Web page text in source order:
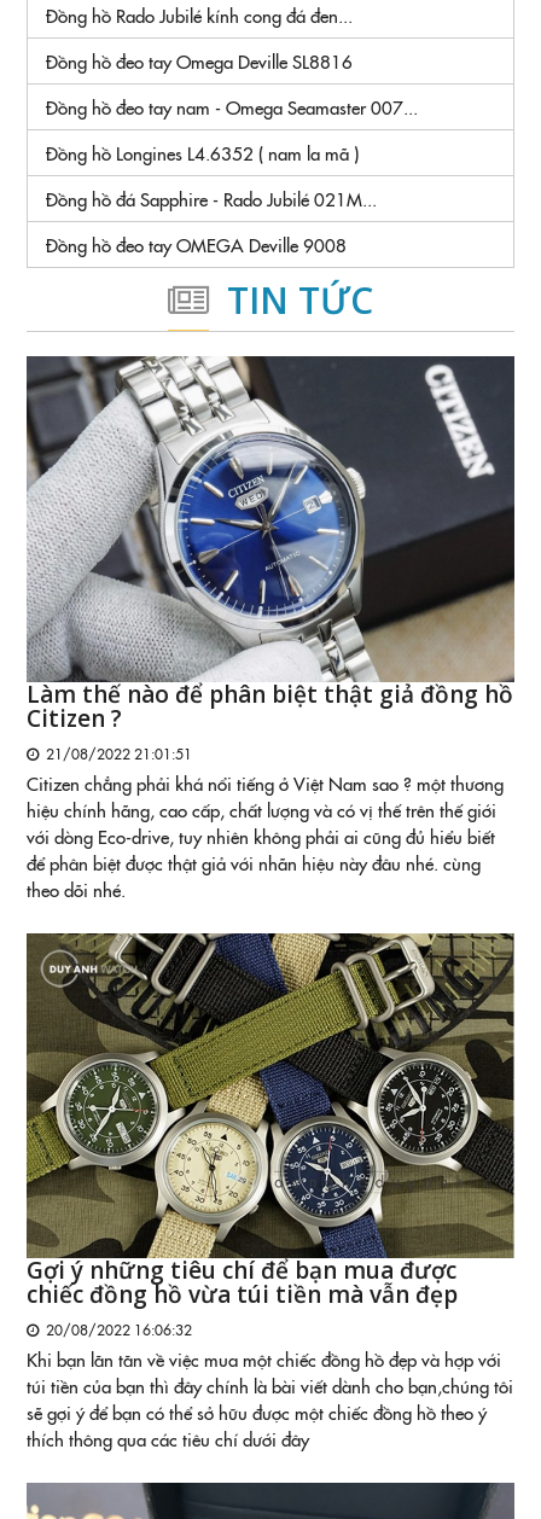
Đồng hồ Rado Jubilé kính cong đá đen...
Đồng hồ đeo tay Omega Deville SL8816
Đồng hồ đeo tay nam - Omega Seamaster 007...
Đồng hồ Longines L4.6352 ( nam la mã )
Đồng hồ đá Sapphire - Rado Jubilé 021M...
Đồng hồ đeo tay OMEGA Deville 9008
TIN TỨC
Làm thế nào để phân biệt thật giả đồng hồ
Citizen ?
21/08/2022 21:01:51
Citizen chẳng phải khá nổi tiếng ở Việt Nam sao ? một thương
hiệu chính hãng, cao cấp, chất lượng và có vị thế trên thế giới
với dòng Eco-drive, tuy nhiên không phải ai cũng đủ hiểu biết
để phân biệt được thật giả với nhãn hiệu này đâu nhé. cùng
theo dõi nhé.
Gợi ý những tiêu chí để bạn mua được
chiếc đồng hồ vừa túi tiền mà vẫn đẹp
20/08/2022 16:06:32
Khi bạn lăn tăn về việc mua một chiếc đồng hồ đẹp và hợp với
túi tiền của bạn thì đây chính là bài viết dành cho bạn,chúng tôi
sẽ gợi ý để bạn có thể sở hữu được một chiếc đồng hồ theo ý
thích thông qua các tiêu chí dưới đây